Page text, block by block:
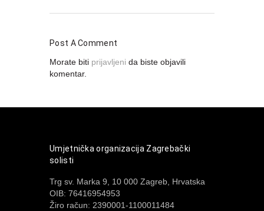
Post A Comment
Morate biti prijavljeni da biste objavili
komentar.
Umjetnička organizacija Zagrebački
solisti
Trg sv. Marka 9, 10 000 Zagreb, Hrvatska
OIB: 76416954953
Žiro račun: 2390001-1100011484